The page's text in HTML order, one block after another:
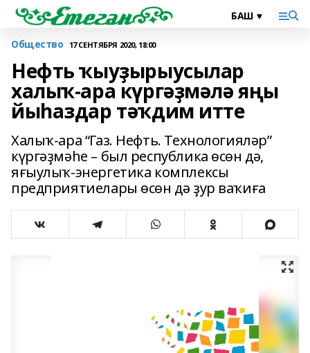
Общество 17 СЕНТЯБРЯ 2020, 18:00
Нефть ҡыуҙырыусылар
халыҡ-ара күргәҙмәлә яңы
йыһаздар тәҡдим итте
Халыҡ-ара “Газ. Нефть. Технологияләр”
күргәҙмәһе – был республика өсөн дә,
яғыулыҡ-энергетика комплексы
предприятиелары өсөн дә ҙур ваҡиға